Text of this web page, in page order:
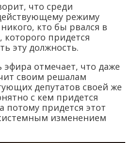
что среди
режиму
кто бы рвался в
которого придется
эту должность.
эфира отмечает, что даже
своим решалам
депутатов своей же
с кем придется
потому придется этот
изменением